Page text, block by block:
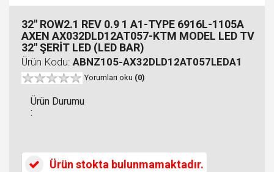
32" ROW2.1 REV 0.9 1 A1-TYPE 6916L-1105A
AXEN AX032DLD12AT057-KTM MODEL LED TV
32" ŞERİT LED (LED BAR)
Ürün Kodu: ABNZ105-AX32DLD12AT057LEDA1
Yorumları oku (0)
Ürün Durumu
:
Ürün stokta bulunmamaktadır.